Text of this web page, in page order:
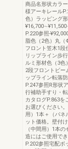
商品名形状カラ
様アーキレール
色）ラッピング
P.220参照-
脂色（2色）丸
フロント笠木1
リップライン歩
ルミ形材色（3色
2段フロントビ
ップライン転落
P.247参照R形状
行補助手すり・
カタログP.863を
お選びください
用）1本＋（パネ
ット価格。壁付
（中間用）1本
造にはご使用で
P.202参照宅配ボ